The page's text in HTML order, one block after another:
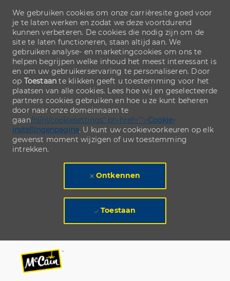
We gebruiken cookies om onze carrièresite goed voor
je te laten werken en zodat we deze voortdurend
kunnen verbeteren. De cookies die nodig zijn om de
site te laten functioneren, staan altijd aan. We
gebruiken analyse- en marketingcookies om ons te
helpen begrijpen welke inhoud het meest interessant is
en om uw gebruikerservaring te personaliseren. Door
op Toestaan te klikken geeft u toestemming voor het
plaatsen van alle cookies. Lees hoe wij en geselecteerde
partners cookies gebruiken en hoe u ze kunt beheren
door naar onze domeinnaam te
gaan/nl/nl/cookiesettings" ph-href="">Cookie-
instellingenpagina. U kunt uw cookievoorkeuren op elk
gewenst moment wijzigen of uw toestemming
intrekken.
Ontkennen
Toestaan